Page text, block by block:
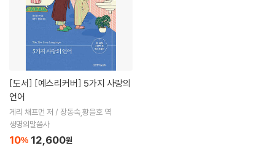
[도서]
언어
게리 채프먼 저 / 장동숙,황을호 역
생명의말씀사
10% 12,600원